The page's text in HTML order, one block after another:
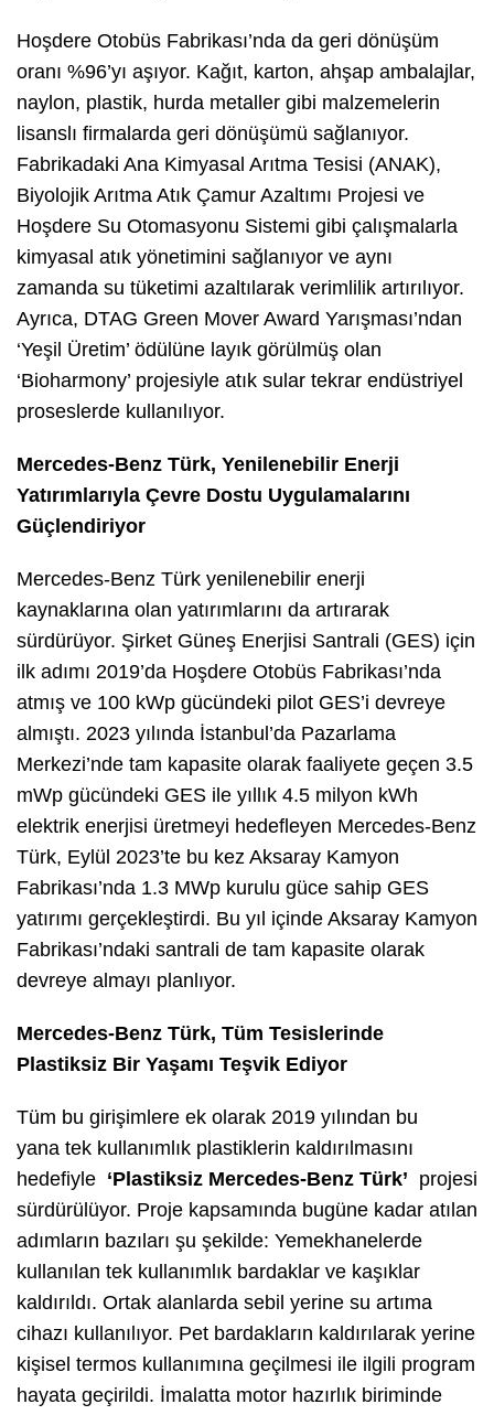
Hoşdere Otobüs Fabrikası’nda da geri dönüşüm
oranı %96’yı aşıyor. Kağıt, karton, ahşap ambalajlar,
naylon, plastik, hurda metaller gibi malzemelerin
lisanslı firmalarda geri dönüşümü sağlanıyor.
Fabrikadaki Ana Kimyasal Arıtma Tesisi (ANAK),
Biyolojik Arıtma Atık Çamur Azaltımı Projesi ve
Hoşdere Su Otomasyonu Sistemi gibi çalışmalarla
kimyasal atık yönetimini sağlanıyor ve aynı
zamanda su tüketimi azaltılarak verimlilik artırılıyor.
Ayrıca, DTAG Green Mover Award Yarışması’ndan
‘Yeşil Üretim’ ödülüne layık görülmüş olan
‘Bioharmony’ projesiyle atık sular tekrar endüstriyel
proseslerde kullanılıyor.
Mercedes-Benz Türk, Yenilenebilir Enerji
Yatırımlarıyla Çevre Dostu Uygulamalarını
Güçlendiriyor
Mercedes-Benz Türk yenilenebilir enerji
kaynaklarına olan yatırımlarını da artırarak
sürdürüyor. Şirket Güneş Enerjisi Santrali (GES) için
ilk adımı 2019’da Hoşdere Otobüs Fabrikası’nda
atmış ve 100 kWp gücündeki pilot GES’i devreye
almıştı. 2023 yılında İstanbul’da Pazarlama
Merkezi’nde tam kapasite olarak faaliyete geçen 3.5
mWp gücündeki GES ile yıllık 4.5 milyon kWh
elektrik enerjisi üretmeyi hedefleyen Mercedes-Benz
Türk, Eylül 2023’te bu kez Aksaray Kamyon
Fabrikası’nda 1.3 MWp kurulu güce sahip GES
yatırımı gerçekleştirdi. Bu yıl içinde Aksaray Kamyon
Fabrikası’ndaki santrali de tam kapasite olarak
devreye almayı planlıyor.
Mercedes-Benz Türk, Tüm Tesislerinde
Plastiksiz Bir Yaşamı Teşvik Ediyor
Tüm bu girişimlere ek olarak 2019 yılından bu
yana tek kullanımlık plastiklerin kaldırılmasını
hedefiyle ‘Plastiksiz Mercedes-Benz Türk’ projesi
sürdürülüyor. Proje kapsamında bugüne kadar atılan
adımların bazıları şu şekilde: Yemekhanelerde
kullanılan tek kullanımlık bardaklar ve kaşıklar
kaldırıldı. Ortak alanlarda sebil yerine su artıma
cihazı kullanılıyor. Pet bardakların kaldırılarak yerine
kişisel termos kullanımına geçilmesi ile ilgili program
hayata geçirildi. İmalatta motor hazırlık biriminde